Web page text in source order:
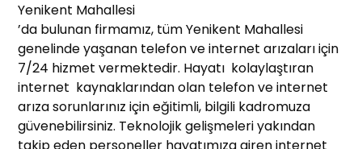
Yenikent Mahallesi
’da bulunan firmamız, tüm Yenikent Mahallesi
genelinde yaşanan telefon ve internet arızaları için
7/24 hizmet vermektedir. Hayatı kolaylaştıran
internet kaynaklarından olan telefon ve internet
arıza sorunlarınız için eğitimli, bilgili kadromuza
güvenebilirsiniz. Teknolojik gelişmeleri yakından